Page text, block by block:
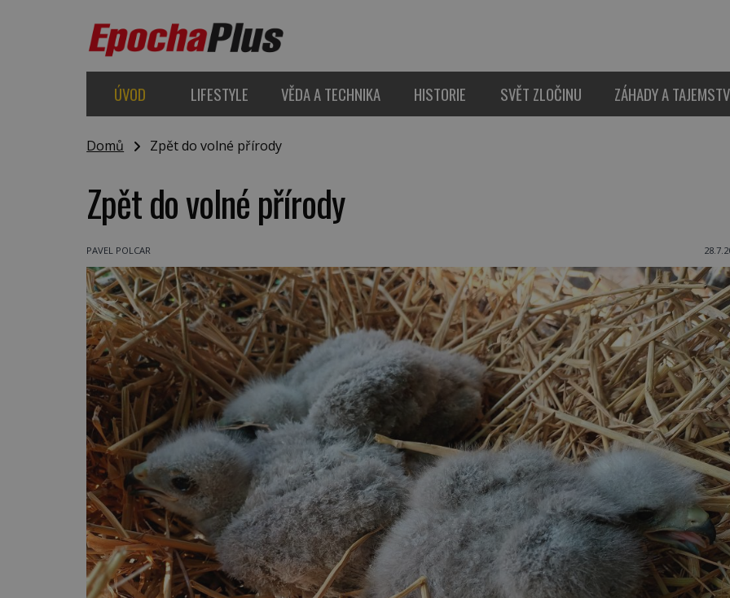
ÚVOD LIFESTYLE VĚDA A TECHNIKA HISTORIE SVĚT ZLOČINU ZÁHADY A
Domů Zpět do volné přírody
Zpět do volné přírody
PAVEL POLCAR